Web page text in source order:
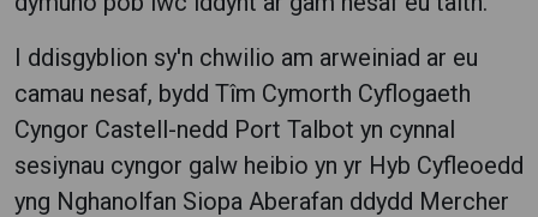
I ddisgyblion sy'n chwilio am arweiniad ar eu
camau nesaf, bydd Tîm Cymorth Cyflogaeth
Cyngor Castell-nedd Port Talbot yn cynnal
sesiynau cyngor galw heibio yn yr Hyb Cyfleoedd
yng Nghanolfan Siopa Aberafan ddydd Mercher